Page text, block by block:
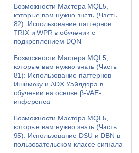
Возможности Мастера MQL5,
которые вам нужно знать (Часть
82): Использование паттернов
TRIX и WPR в обучении с
подкреплением DQN
Возможности Мастера MQL5,
которые вам нужно знать (Часть
81): Использование паттернов
Ишимоку и ADX Уайлдера в
обучении на основе β-VAE-
инференса
Возможности Мастера MQL5,
которые вам нужно знать (Часть
95): Использование DSU и DBN в
пользовательском классе сигнала